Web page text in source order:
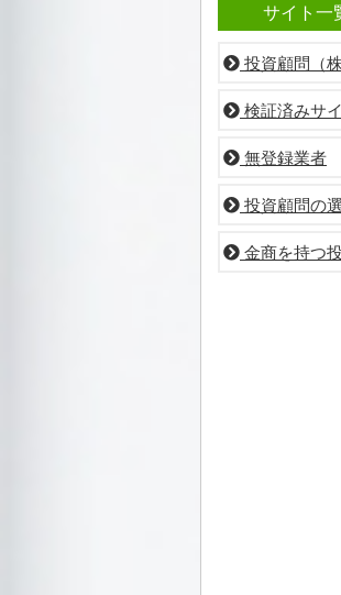
サイト一
投資顧問（
検証済みサ
無登録業者
投資顧問の
金商を持つ